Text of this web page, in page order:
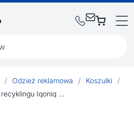
/ Odzież reklamowa / Koszulki
/
Koszulka polo z bawełny z recyklingu Iqoniq Yosemite